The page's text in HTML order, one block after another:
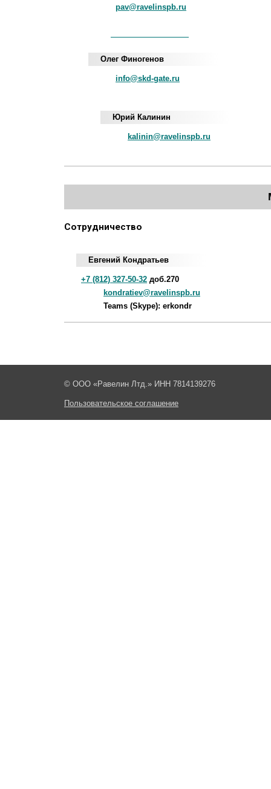
pav@ravelinspb.ru
Олег Финогенов
info@skd-gate.ru
Юрий Калинин
kalinin@ravelinspb.ru
Сотрудничество
Евгений Кондратьев
+7 (812) 327-50-32 доб.270
kondratiev@ravelinspb.ru
Teams (Skype): erkondr
© ООО «Равелин Лтд.» ИНН 7814139276
Пользовательское соглашение